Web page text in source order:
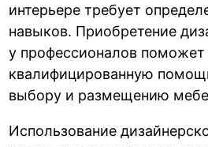
интерьере требует
навыков. Приобретение
у профессионалов поможет
квалифицированную
выбору и размещению
Использование